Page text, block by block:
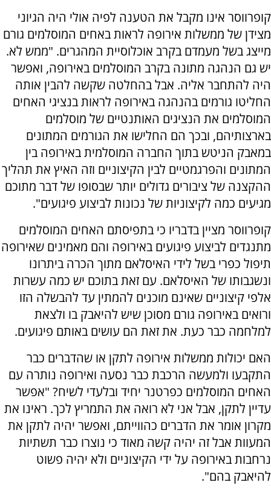
קופרווסר אינו מקבל את הטענה לפיה אולי היה הגיוני
מצידן של ממשלות אירופה לראות באחים המוסלמים גורם
מייצג בשל מעמדם בקרב אוכלוסיית המהגרים. "ממש לא.
יש גם הנהגה מתונה בקרב המוסלמים באירופה, ואפשר
היה להתחבר אליה. אבל בהחלטה שקשה להבין אותה
החליטו גורמים בהנהגה באירופה לראות בנציגי האחים
המוסלמים את הנציגים האותנטיים של מוסלמים
בארצותיהם, ובכך הם החלישו את הגורמים המתונים
במאבק הניטש בתוך החברה המוסלמית באירופה בין
המתונים והפרגמטיים לבין הקיצוניים וזה האיץ את תהליך
ההקצנה של ציבורים גדולים יותר שבסופו של דבר מתוכם
מגיעים כמה לקיצוניות של נכונות לביצוע פיגועים".
קופרווסר מציין בדבריו כי בתפיסתם האחים המוסלמים
מתנגדים לביצוע פיגועים באירופה והם מאמינים שאירופה
תיפול כפרי בשל לידי האיסלאם מתוך הכרה ביתרונו
ונשגבותו של האיסלאם. עם זאת בתוכם יש כמה עשרות
אלפי קיצוניים שאינם מוכנים להמתין עד להבשלה הזו
ורואים באירופה גורם מסוכן שיש להיאבק בו ולצאת
למלחמה כבר כעת. את זאת הם עושים באותם פיגועים.
האם יכולות ממשלות אירופה לתקן או שהדברים כבר
התקבעו ולמעשה הרכבת כבר נסעה ואירופה נותרה עם
האחים המוסלמים כפרטנר יחיד ובלעדי לשיח? "אפשר
עדיין לתקן, אבל אני לא רואה את התמריץ לכך. ראינו את
מקרון אומר את הדברים כהווייתם, ואפשר יהיה לתקן את
המעוות אבל זה יהיה קשה מאוד כי נוצרו כבר תשתיות
נרחבות באירופה על ידי הקיצוניים ולא יהיה פשוט
להיאבק בהם".